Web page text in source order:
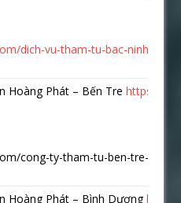
dich-vu-tham-tu-bac-ninh-uy-
Hoàng Phát – Bến Trehttps://
cong-ty-tham-tu-ben-tre-uy-
Hoàng Phát – Bình Dương